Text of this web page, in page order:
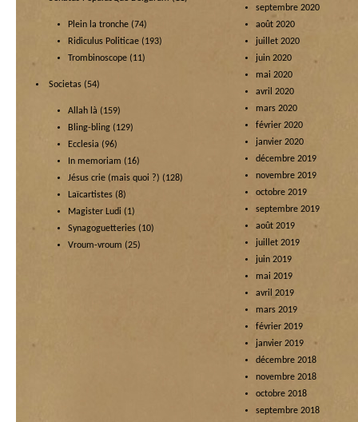
Plein la tronche (74)
Ridiculus Politicae (193)
Trombinoscope (11)
Societas (54)
Allah là (159)
Bling-bling (129)
Ecclesia (96)
In memoriam (16)
Jésus crie (mais quoi ?) (128)
Laïcartistes (8)
Magister Ludi (1)
Synagoguetteries (10)
Vroum-vroum (25)
septembre 2020
août 2020
juillet 2020
juin 2020
mai 2020
avril 2020
mars 2020
février 2020
janvier 2020
décembre 2019
novembre 2019
octobre 2019
septembre 2019
août 2019
juillet 2019
juin 2019
mai 2019
avril 2019
mars 2019
février 2019
janvier 2019
décembre 2018
novembre 2018
octobre 2018
septembre 2018